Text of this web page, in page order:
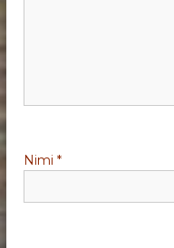
n
e
Nimi*